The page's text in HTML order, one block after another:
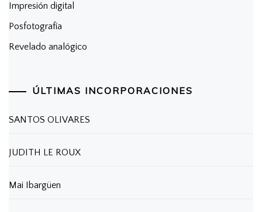
Impresión digital
Posfotografía
Revelado analógico
ÚLTIMAS INCORPORACIONES
SANTOS OLIVARES
JUDITH LE ROUX
Mai Ibargüen